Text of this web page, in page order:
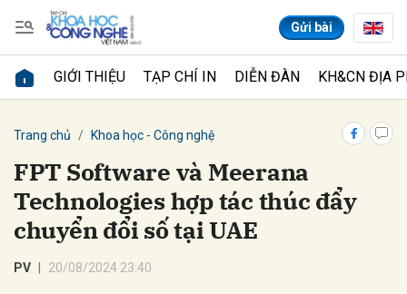
Gửi bài
GIỚI THIỆU TẠP CHÍ IN DIỄN ĐÀN KH&CN ĐỊA
Trang chủ Khoa học - Công nghệ
Technologies hợp tác thúc đẩy
PV 20/08/2024 23:40
Gửi bình luận